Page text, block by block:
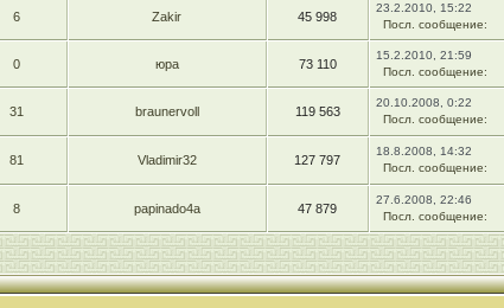
6 Zakir 45 998
23.2.2010, 15:22
Посл. сообщение:
0 юра 73 110
15.2.2010, 21:59
Посл. сообщение:
31 braunervoll 119 563
20.10.2008, 0:22
Посл. сообщение:
81 Vladimir32 127 797
18.8.2008, 14:32
Посл. сообщение:
8 papinado4a 47 879
27.6.2008, 22:46
Посл. сообщение: